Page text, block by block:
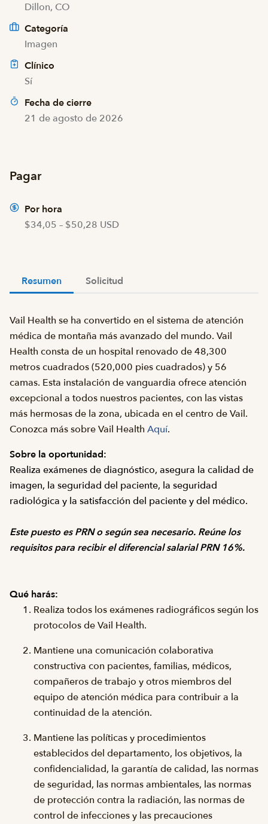
Dillon, CO
Categoría
Imagen
Clínico
Sí
Fecha de cierre
21 de agosto de 2026
Pagar
Por hora
$34,05 – $50,28 USD
Resumen Solicitud
Vail Health se ha convertido en el sistema de atención
médica de montaña más avanzado del mundo. Vail
Health consta de un hospital renovado de 48,300
metros cuadrados (520,000 pies cuadrados) y 56
camas. Esta instalación de vanguardia ofrece atención
excepcional a todos nuestros pacientes, con las vistas
más hermosas de la zona, ubicada en el centro de Vail.
Conozca más sobre Vail Health Aquí.
Sobre la oportunidad:
Realiza exámenes de diagnóstico, asegura la calidad de
imagen, la seguridad del paciente, la seguridad
radiológica y la satisfacción del paciente y del médico.
Este puesto es PRN o según sea necesario. Reúne los
requisitos para recibir el diferencial salarial PRN 16%.
Qué harás:
Realiza todos los exámenes radiográficos según los
protocolos de Vail Health.
Mantiene una comunicación colaborativa
constructiva con pacientes, familias, médicos,
compañeros de trabajo y otros miembros del
equipo de atención médica para contribuir a la
continuidad de la atención.
Mantiene las políticas y procedimientos
establecidos del departamento, los objetivos, la
confidencialidad, la garantía de calidad, las normas
de seguridad, las normas ambientales, las normas
de protección contra la radiación, las normas de
control de infecciones y las precauciones